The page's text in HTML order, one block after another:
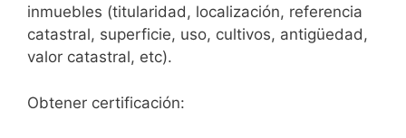
inmuebles (titularidad, localización, referencia
catastral, superficie, uso, cultivos, antigüedad,
valor catastral, etc).
Obtener certificación: